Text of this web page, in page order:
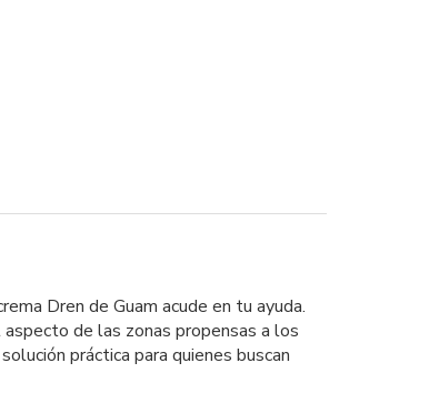
Dren de Guam acude en tu ayuda.
de las zonas propensas a los
práctica para quienes buscan